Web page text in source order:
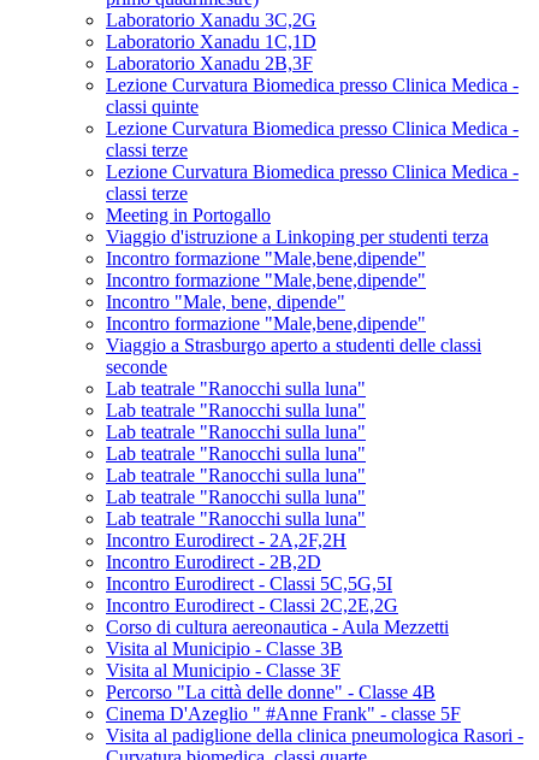
Laboratorio Xanadu 3C,2G
Laboratorio Xanadu 1C,1D
Laboratorio Xanadu 2B,3F
Lezione Curvatura Biomedica presso Clinica Medica -
classi quinte
Lezione Curvatura Biomedica presso Clinica Medica -
classi terze
Lezione Curvatura Biomedica presso Clinica Medica -
classi terze
Meeting in Portogallo
Viaggio d'istruzione a Linkoping per studenti terza
Incontro formazione "Male,bene,dipende"
Incontro formazione "Male,bene,dipende"
Incontro "Male, bene, dipende"
Incontro formazione "Male,bene,dipende"
Viaggio a Strasburgo aperto a studenti delle classi
seconde
Lab teatrale "Ranocchi sulla luna"
Lab teatrale "Ranocchi sulla luna"
Lab teatrale "Ranocchi sulla luna"
Lab teatrale "Ranocchi sulla luna"
Lab teatrale "Ranocchi sulla luna"
Lab teatrale "Ranocchi sulla luna"
Lab teatrale "Ranocchi sulla luna"
Incontro Eurodirect - 2A,2F,2H
Incontro Eurodirect - 2B,2D
Incontro Eurodirect - Classi 5C,5G,5I
Incontro Eurodirect - Classi 2C,2E,2G
Corso di cultura aereonautica - Aula Mezzetti
Visita al Municipio - Classe 3B
Visita al Municipio - Classe 3F
Percorso "La città delle donne" - Classe 4B
Cinema D'Azeglio " #Anne Frank" - classe 5F
Visita al padiglione della clinica pneumologica Rasori -